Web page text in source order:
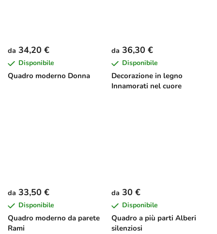
Quadro moderno Donna
da 34,20 €
Disponibile
Decorazione in legno
Innamorati nel cuore
da 36,30 €
Disponibile
Quadro moderno da parete
Rami
da 33,50 €
Disponibile
Quadro a più parti Alberi
silenziosi
da 30 €
Disponibile